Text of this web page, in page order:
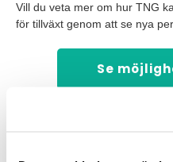
Vill du veta mer om hur TNG
för tillväxt genom att se nya
Se